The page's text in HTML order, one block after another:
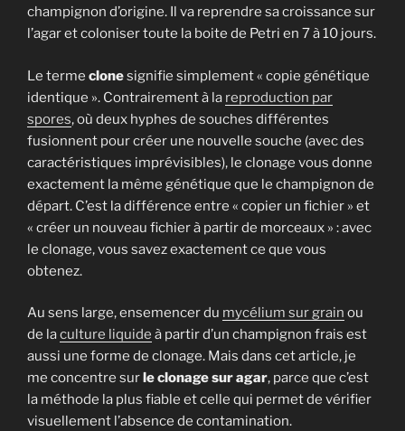
champignon d’origine. Il va reprendre sa croissance sur
l’agar et coloniser toute la boite de Petri en 7 à 10 jours.
Le terme clonesignifie simplement « copie génétique
identique ». Contrairement à la reproduction par
spores, où deux hyphes de souches différentes
fusionnent pour créer une nouvelle souche (avec des
caractéristiques imprévisibles), le clonage vous donne
exactement la même génétique que le champignon de
départ. C’est la différence entre « copier un fichier » et
« créer un nouveau fichier à partir de morceaux » : avec
le clonage, vous savez exactement ce que vous
obtenez.
Au sens large, ensemencer du mycélium sur grain ou
de laculture liquide à partir d’un champignon frais est
aussi une forme de clonage. Mais dans cet article, je
me concentre sur le clonage sur agar, parce que c’est
la méthode la plus fiable et celle qui permet de vérifier
visuellement l’absence de contamination.